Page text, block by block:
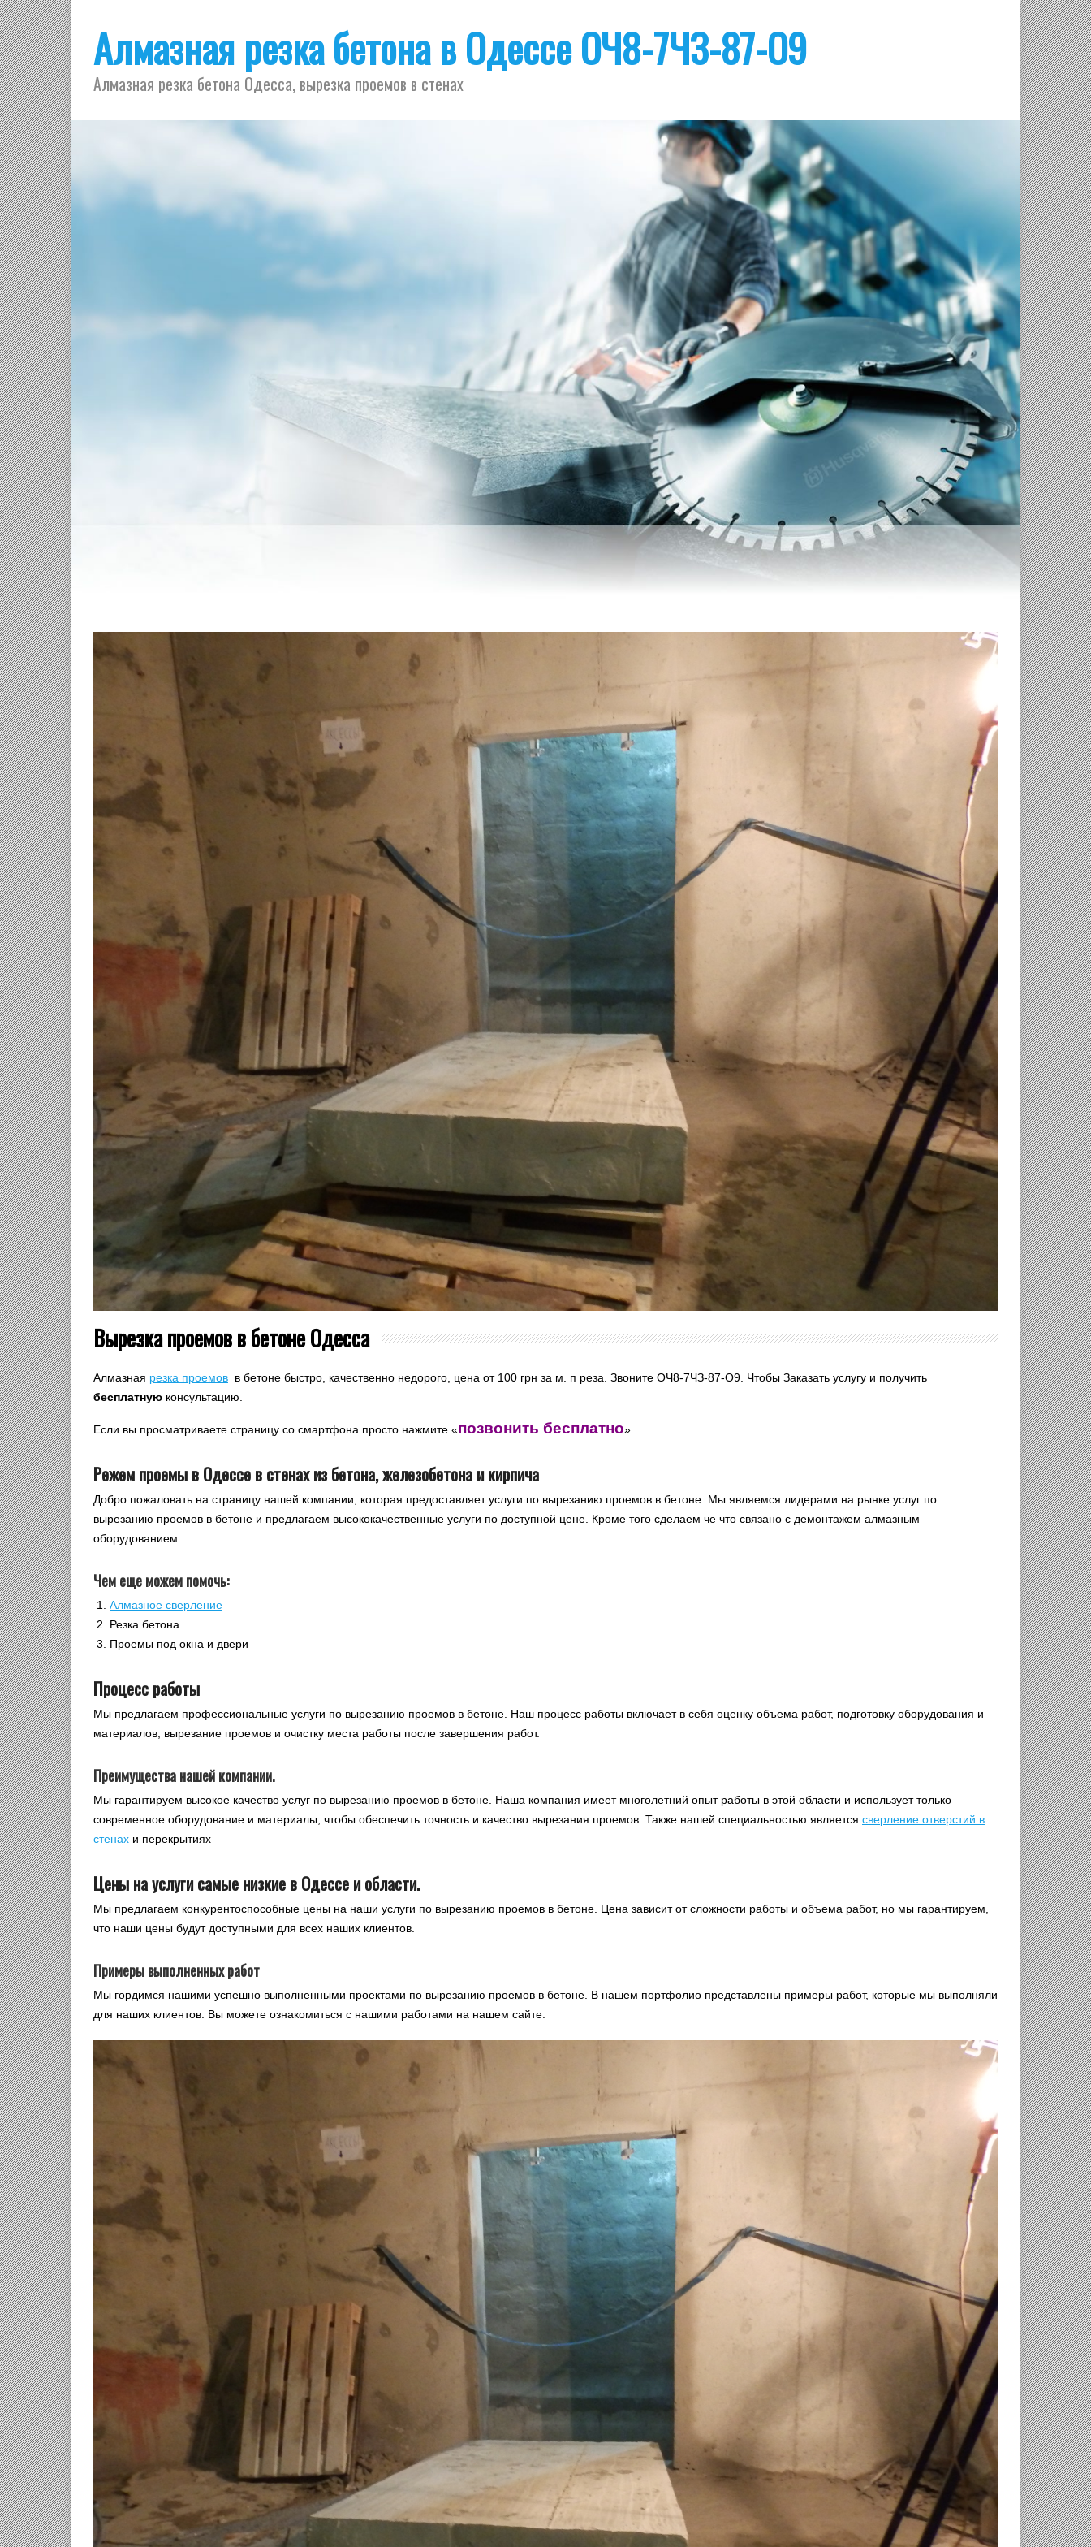
Алмазная резка бетона в Одессе ОЧ8-7ЧЗ-87-О9
Алмазная резка бетона Одесса, вырезка проемов в стенах
Вырезка проемов в бетоне Одесса
Алмазная резка проемов в бетоне быстро, качественно недорого, цена от 100 грн за м. п реза. Звоните ОЧ8-7ЧЗ-87-О9. Чтобы Заказать услугу и получить
бесплатную консультацию.
Если вы просматриваете страницу со смартфона просто нажмите «позвонить бесплатно»
Режем проемы в Одессе в стенах из бетона, железобетона и кирпича
Добро пожаловать на страницу нашей компании, которая предоставляет услуги по вырезанию проемов в бетоне. Мы являемся лидерами на рынке услуг по
вырезанию проемов в бетоне и предлагаем высококачественные услуги по доступной цене. Кроме того сделаем че что связано с демонтажем алмазным
оборудованием.
Чем еще можем помочь:
Алмазное сверление
Резка бетона
Проемы под окна и двери
Процесс работы
Мы предлагаем профессиональные услуги по вырезанию проемов в бетоне. Наш процесс работы включает в себя оценку объема работ, подготовку оборудования и
материалов, вырезание проемов и очистку места работы после завершения работ.
Преимущества нашей компании.
Мы гарантируем высокое качество услуг по вырезанию проемов в бетоне. Наша компания имеет многолетний опыт работы в этой области и использует только
современное оборудование и материалы, чтобы обеспечить точность и качество вырезания проемов. Также нашей специальностью является сверление отверстий в
стенах и перекрытиях
Цены на услуги самые низкие в Одессе и области.
Мы предлагаем конкурентоспособные цены на наши услуги по вырезанию проемов в бетоне. Цена зависит от сложности работы и объема работ, но мы гарантируем,
что наши цены будут доступными для всех наших клиентов.
Примеры выполненных работ
Мы гордимся нашими успешно выполненными проектами по вырезанию проемов в бетоне. В нашем портфолио представлены примеры работ, которые мы выполняли
для наших клиентов. Вы можете ознакомиться с нашими работами на нашем сайте.